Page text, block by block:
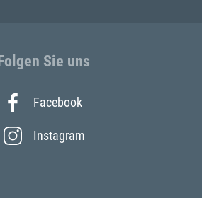
Sie uns
Facebook
Instagram